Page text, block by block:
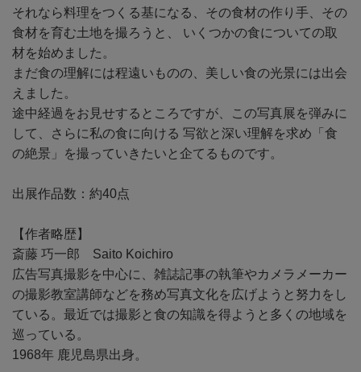
それなら料理をつくる基になる、その食材の作り手、その
食材を育む土地を撮ろうと、 いくつかの食についての取
材を始めました。
まだ食の理解には程遠いものの、美しい食の光景には出会
えました。
途中経過をお見せするところですが、この写真展を弾みに
して、さらに私の食に向ける 写欲と深い理解を求め「食
の絶景」を撮っていきたいと企てるものです。
出展作品数：約40点
【作者略歴】
斎藤 巧一郎 Saito Koichiro
広告写真撮影を中心に、雑誌記事の執筆やカメラメーカー
の撮影教室講師などを務め写真文化を広げようと努力をし
ている。最近では撮影と食の知識を得ようと多くの地域を
巡っている。
1968年 鹿児島県出身。